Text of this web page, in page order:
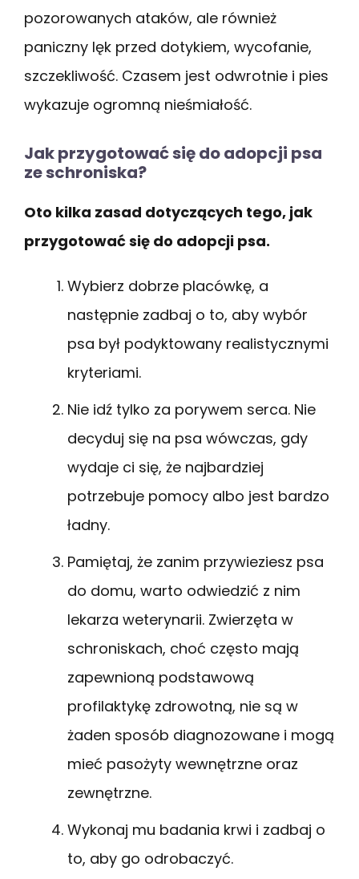
pozorowanych ataków, ale również
paniczny lęk przed dotykiem, wycofanie,
szczekliwość. Czasem jest odwrotnie i pies
wykazuje ogromną nieśmiałość.
Jak przygotować się do adopcji psa
ze schroniska?
Oto kilka zasad dotyczących tego, jak
przygotować się do adopcji psa.
Wybierz dobrze placówkę, a
następnie zadbaj o to, aby wybór
psa był podyktowany realistycznymi
kryteriami.
Nie idź tylko za porywem serca. Nie
decyduj się na psa wówczas, gdy
wydaje ci się, że najbardziej
potrzebuje pomocy albo jest bardzo
ładny.
Pamiętaj, że zanim przywieziesz psa
do domu, warto odwiedzić z nim
lekarza weterynarii. Zwierzęta w
schroniskach, choć często mają
zapewnioną podstawową
profilaktykę zdrowotną, nie są w
żaden sposób diagnozowane i mogą
mieć pasożyty wewnętrzne oraz
zewnętrzne.
Wykonaj mu badania krwi i zadbaj o
to, aby go odrobaczyć.